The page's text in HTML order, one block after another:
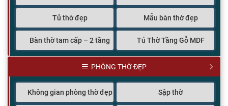
Tủ thờ đẹp Mẫu bàn thờ đẹp
Bàn thờ tam cấp – 2 tầng Tủ Thờ Tầng Gỗ MDF
PHÒNG THỜ ĐẸP
Không gian phòng thờ đẹp Sập thờ